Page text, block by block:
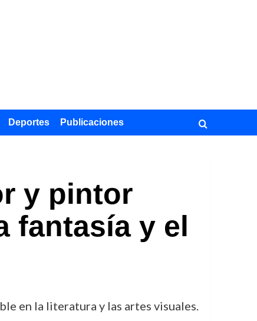
Deportes Publicaciones
y pintor
fantasía y el
en la literatura y las artes visuales.